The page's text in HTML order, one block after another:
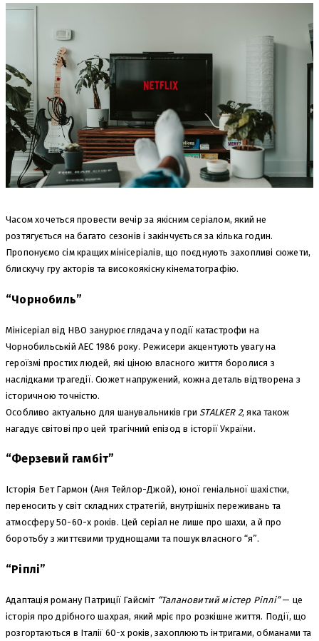
Часом хочеться провести вечір за якісним серіалом, який не
розтягується на багато сезонів і закінчується за кілька годин.
Пропонуємо сім кращих мінісеріалів, що поєднують захопливі сюжети,
блискучу гру акторів та високоякісну кінематографію.
“Чорнобиль”
Мінісеріал від HBO занурює глядача у події катастрофи на
Чорнобильській АЕС 1986 року. Режисери акцентують увагу на
героїзмі простих людей, які ціною власного життя боролися з
наслідками трагедії. Сюжет напружений, кожна деталь відтворена з
історичною точністю.
Особливо актуально для шанувальників гри STALKER 2, яка також
нагадує світові про цей трагічний епізод в історії України.
“Ферзевий гамбіт”
Історія Бет Гармон (Аня Тейлор-Джой), юної геніальної шахістки,
переносить у світ складних стратегій, внутрішніх переживань та
атмосферу 50-60-х років. Цей серіал не лише про шахи, а й про
боротьбу з життєвими труднощами та пошук власного “я”.
“Ріплі”
Адаптація роману Патриції Гайсміт “Талановитий містер Ріплі”— це
історія про дрібного шахрая, який мріє про розкішне життя. Події, що
розгортаються в Італії 60-х років, захоплюють інтригами, обманами та